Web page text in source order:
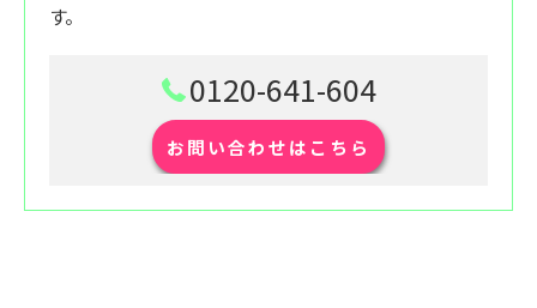
す。
0120-641-604
お問い合わせはこちら